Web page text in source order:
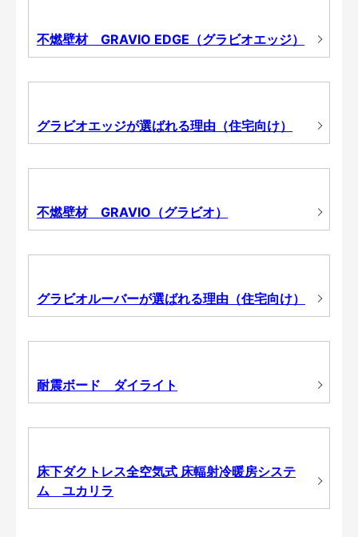
不燃壁材 GRAVIO EDGE（グラビオエッジ）
グラビオエッジが選ばれる理由（住宅向け）
不燃壁材 GRAVIO（グラビオ）
グラビオルーバーが選ばれる理由（住宅向け）
耐震ボード ダイライト
床下ダクトレス全空気式 床輻射冷暖房システ
ム ユカリラ